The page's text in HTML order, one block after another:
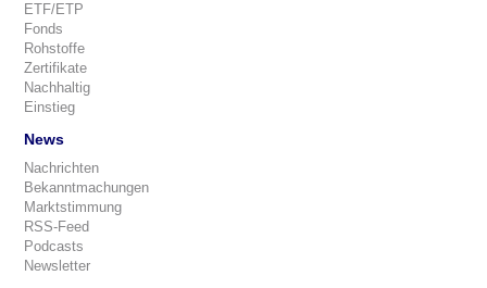
ETF/ETP
Fonds
Rohstoffe
Zertifikate
Nachhaltig
Einstieg
News
Nachrichten
Bekanntmachungen
Marktstimmung
RSS-Feed
Podcasts
Newsletter